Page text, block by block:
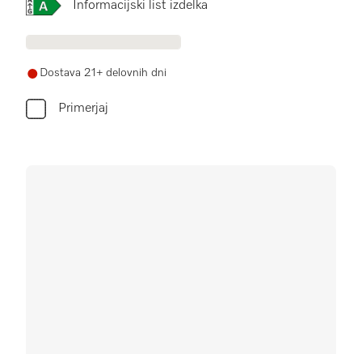
Online Label Flag, Energijska nalepka
Informacijski list izdelka
Dostava 21+ delovnih dni
Primerjaj